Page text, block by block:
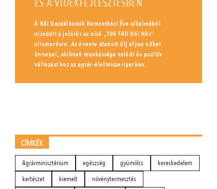
ÉS A VIDÉKFEJLESZTÉSBEN
A Női Gazdálkodók Nemzetközi Éve alkalmából
elindult a jelölés az első „100 FAO Női Hős”
elismerésre. Az évente átadott díj olyan nőket
ünnepel, akiknek munkássága valódi és pozitív
változást hoz az agrár-élelmiszeriparban.
CÍMKÉK
Agrárminisztérium egészség gyümölcs
kereskedelem
kertészet
kiemelt
növénytermesztés